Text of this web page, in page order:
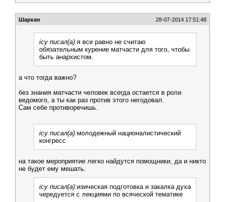
Шаркан 28-07-2014 17:51:48
icy писал(а):я все равно не считаю
обязательным курение матчасти для того, чтобы
быть анархистом.
а что тогда важно?
без знания матчасти человек всегда остается в роли
ведомого, а ты как раз против этого негодовал.
Сам себе противоречишь.
icy писал(а):молодежный националистический
конгресс
на такое мероприятие легко найдутся помощники, да и никто
не будет ему мешать.
icy писал(а):изическая подготовка и закалка духа
чередуется с лекциями по всяческой тематике